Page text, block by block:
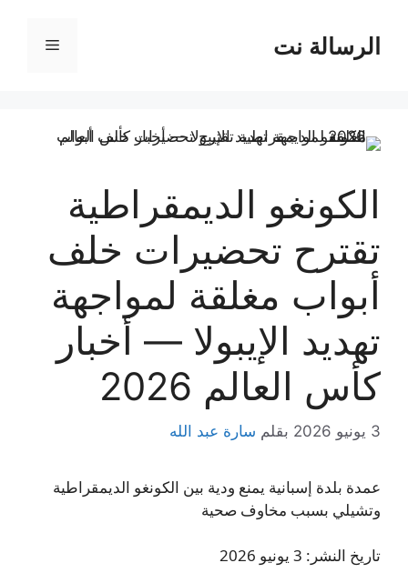
المحتوىالرسالة نت القائمة
الكونغو الديمقراطية
تقترح تحضيرات خلف
أبواب مغلقة لمواجهة
تهديد الإيبولا — أخبار
كأس العالم 2026
3 يونيو 2026 بقلم سارة عبد الله
عمدة بلدة إسبانية يمنع ودية بين الكونغو الديمقراطية
وتشيلي بسبب مخاوف صحية
تاريخ النشر: 3 يونيو 2026